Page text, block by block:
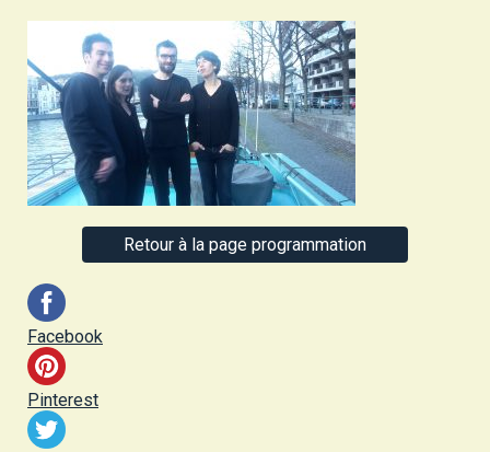
Retour à la page programmation
Facebook
Pinterest